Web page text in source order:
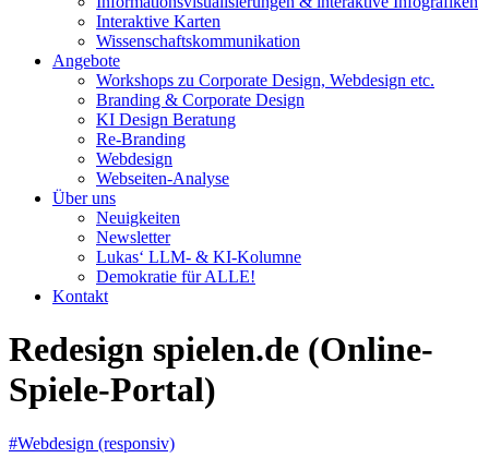
Interaktive Karten
Wissenschaftskommunikation
Angebote
Workshops zu Corporate Design, Webdesign etc.
Branding & Corporate Design
KI Design Beratung
Re-Branding
Webdesign
Webseiten-Analyse
Über uns
Neuigkeiten
Newsletter
Lukas‘ LLM- & KI-Kolumne
Demokratie für ALLE!
Kontakt
Redesign spielen.de (Online-
Spiele-Portal)
#Webdesign (responsiv)